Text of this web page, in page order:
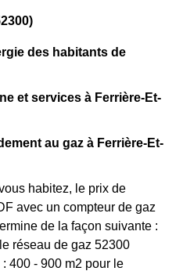
des habitants de
et services à Ferrière-Et-
au gaz à Ferrière-Et-
habitez, le prix de
avec un compteur de gaz
de la façon suivante :
réseau de gaz 52300
400 - 900 m2 pour le